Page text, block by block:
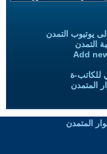
يوتيوب التمدن
التمدن
Add
للكاتب-ة
المتمدن
المتمدن